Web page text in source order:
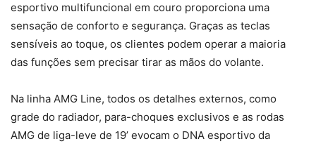
esportivo multifuncional em couro proporciona uma
sensação de conforto e segurança. Graças as teclas
sensíveis ao toque, os clientes podem operar a maioria
das funções sem precisar tirar as mãos do volante.
Na linha AMG Line, todos os detalhes externos, como
grade do radiador, para-choques exclusivos e as rodas
AMG de liga-leve de 19’ evocam o DNA esportivo da